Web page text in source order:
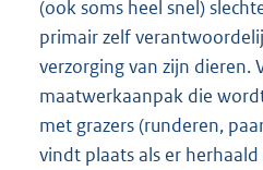
(ook soms heel snel)
primair zelf
verzorging van zijn dieren.
maatwerkaanpak die
met grazers (runderen,
vindt plaats als er